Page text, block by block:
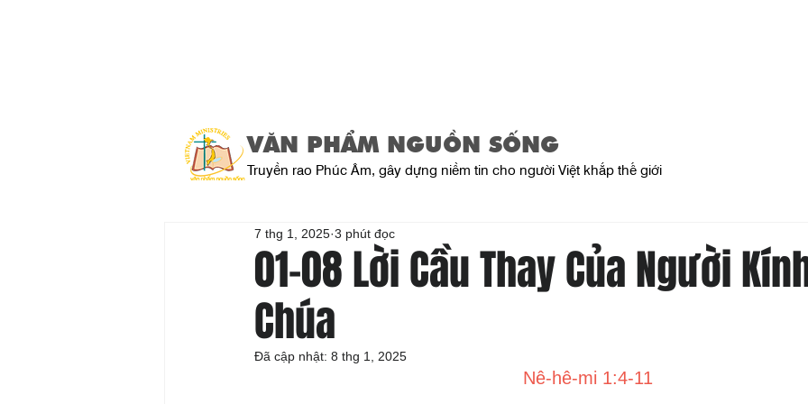
VĂN PHẨM NGUỒN SỐNG
Truyền rao Phúc Âm, gây dựng niềm tin cho người Việt khắp thế giới
01-08 Lời Cầu Thay Của Người
Chúa
7 thg 1, 2025 3 phút đọc
Đã cập nhật: 8 thg 1, 2025
Nê-hê-mi 1:4-11